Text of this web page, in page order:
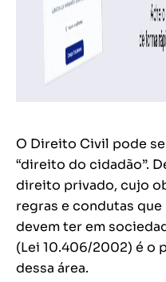
O Direito Civil pode
“direito do cidadão”.
direito privado, cujo
regras e condutas
devem ter em
(Lei 10.406/2002) é o
dessa área.